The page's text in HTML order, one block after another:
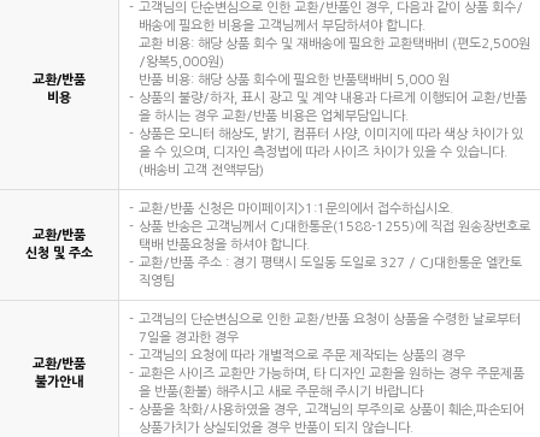
교환/반품
비용
고객님의 단순변심으로 인한 교환/반품인 경우, 다음과 같이 상품 회수/
배송에 필요한 비용을 고객님께서 부담하셔야 합니다.
교환 비용: 해당 상품 회수 및 재배송에 필요한 교환택배비 (편도2,500원
/왕복5,000원)
반품 비용: 해당 상품 회수에 필요한 반품택배비 5,000 원
상품의 불량/하자, 표시 광고 및 계약 내용과 다르게 이행되어 교환/반품
을 하시는 경우 교환/반품 비용은 업체부담입니다.
상품은 모니터 해상도, 밝기, 컴퓨터 사양, 이미지에 따라 색상 차이가 있
을 수 있으며, 디자인 측정법에 따라 사이즈 차이가 있을 수 있습니다.
(배송비 고객 전액부담)
교환/반품
신청 및 주소
교환/반품 신청은 마이페이지>1:1문의에서 접수하십시오.
상품 반송은 고객님께서 CJ대한통운(1588-1255)에 직접 원송장번호로
택배 반품요청을 하셔야 합니다.
교환/반품 주소 : 경기 평택시 도일동 도일로 327 / CJ대한통운 엘칸토
직영팀
교환/반품
불가안내
고객님의 단순변심으로 인한 교환/반품 요청이 상품을 수령한 날로부터
7일을 경과한 경우
고객님의 요청에 따라 개별적으로 주문 제작되는 상품의 경우
교환은 사이즈 교환만 가능하며, 타 디자인 교환을 원하는 경우 주문제품
을 반품(환불) 해주시고 새로 주문해 주시기 바랍니다
상품을 착화/사용하였을 경우, 고객님의 부주의로 상품이 훼손,파손되어
상품가치가 상실되었을 경우 반품이 되지 않습니다.